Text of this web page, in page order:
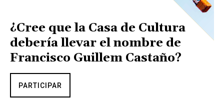
¿Cree que la Casa de Cultura
debería llevar el nombre de
Francisco Guillem Castaño?
PARTICIPAR